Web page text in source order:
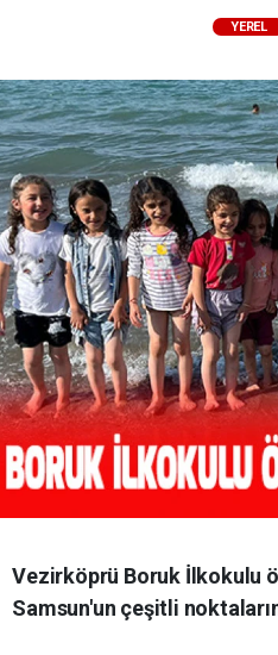
YEREL
Vezirköprü Boruk İlkokulu
Samsun'un çeşitli